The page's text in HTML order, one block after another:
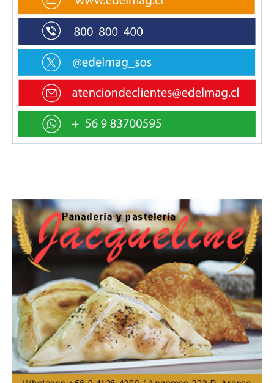
economía se recupere. Estamos trabajando sin
descanso para que la economía muestre su
dinamismo, cosa que creo que va a ocurrir,
estamos convencidos que va a ocurrir. En el
segundo semestre de este año vamos a ver
cifras más positivas”, sostuvo.
Sobre la estimación de crecimiento proyectada
para Chile en 2019, que fue del 3,5%, Larraín
afirmó que “estamos en un escenario exigente,
superar el crecimiento de la economía mundial,
ciertamente va a superar el crecimiento de
América Latina”.
“Hay que mirar un poco el contexto en lo que
esto está ocurriendo y lo que está pasando en
algunas de las economías vecinas de América
Latina, que están viviendo problemas serios y
dentro de esto, la economía chilena está con un
desempeño que realmente sobresale”,
completó.